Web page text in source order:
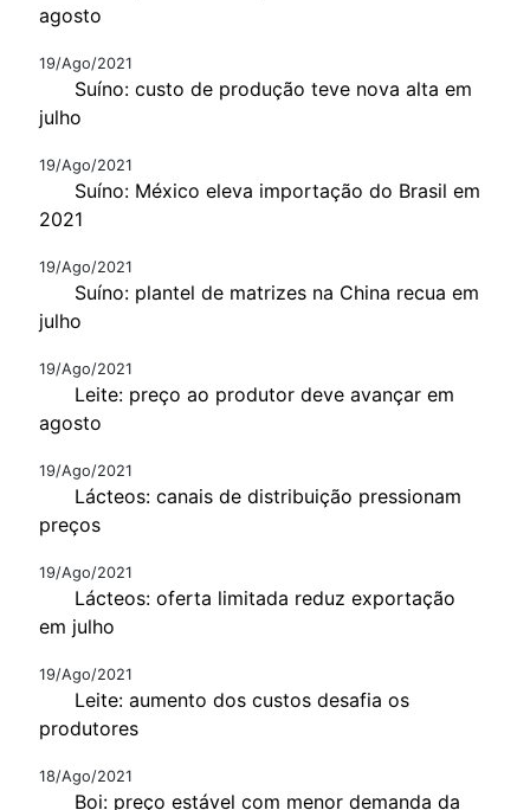
agosto
19/Ago/2021
Suíno: custo de produção teve nova alta em
julho
19/Ago/2021
Suíno: México eleva importação do Brasil em
2021
19/Ago/2021
Suíno: plantel de matrizes na China recua em
julho
19/Ago/2021
Leite: preço ao produtor deve avançar em
agosto
19/Ago/2021
Lácteos: canais de distribuição pressionam
preços
19/Ago/2021
Lácteos: oferta limitada reduz exportação
em julho
19/Ago/2021
Leite: aumento dos custos desafia os
produtores
18/Ago/2021
Boi: preço estável com menor demanda da